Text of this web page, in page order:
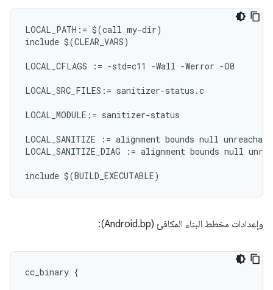
LOCAL_PATH:= $(call my-dir)
include $(CLEAR_VARS)
LOCAL_CFLAGS := -std=c11 -Wall -Werror -O0
LOCAL_SRC_FILES:= sanitizer-status.c
LOCAL_MODULE:= sanitizer-status
LOCAL_SANITIZE := alignment bounds null
LOCAL_SANITIZE_DIAG := alignment bounds null
وإعدادات مخطط البناء المكافئ (Android.bp):
cc_binary {